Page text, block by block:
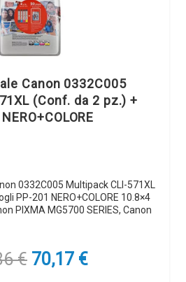
Canon 0332C005
(Conf. da 2 pz.) +
0332C005 Multipack CLI-571XL
PP-201 NERO+COLORE 10.8×4
PIXMA MG5700 SERIES, Canon
€ Il
prezzo
70,17 €Il